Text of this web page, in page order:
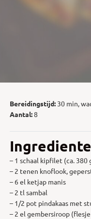
Bereidingstijd: 30 min,
Aantal:8
– 1 schaal kipfilet (ca. 380
– 2 tenen knoflook,
– 6 el ketjap manis
– 2 tl sambal
– 1/2 pot pindakaas met
– 2 el gembersiroop